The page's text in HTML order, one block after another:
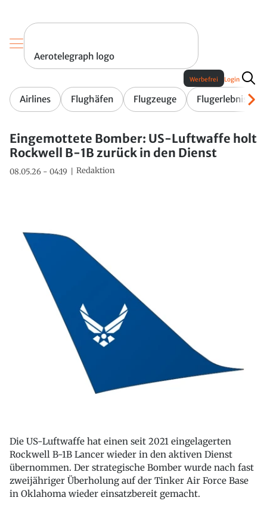
Aerotelegraph logo
Airlines Flughäfen Flugzeuge Flugerlebnis
Werbefrei Login
Eingemottete Bomber: US-Luftwaffe holt
Rockwell B-1B zurück in den Dienst
08.05.26 - 04:19 Redaktion
Die US-Luftwaffe hat einen seit 2021 eingelagerten
Rockwell B-1B Lancer wieder in den aktiven Dienst
übernommen. Der strategische Bomber wurde nach fast
zweijähriger Überholung auf der Tinker Air Force Base
in Oklahoma wieder einsatzbereit gemacht.